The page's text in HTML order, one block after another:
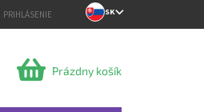
PRIHLÁSENIE SK
NÁKUPNÝ
Prázdny košík